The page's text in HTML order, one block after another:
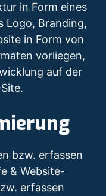
in Form eines
Logo, Branding,
in Form von
vorliegen,
auf der
bzw. erfassen
& Website-
erfassen